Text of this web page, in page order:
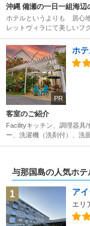
沖縄 備瀬の一日一組海辺
ホテルというよりも 居心
レットヴィラにて美しいフ
PR
ホ
客室のご紹介
Facilityキッチン、調理器具
ー、洗濯機（洗剤付）、洗
与那国島の人気ホ
1 ア
エリ